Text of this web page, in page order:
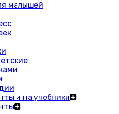
малышей
и на учебники